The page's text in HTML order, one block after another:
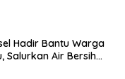
Hadir Bantu Warga
Salurkan Air Bersih